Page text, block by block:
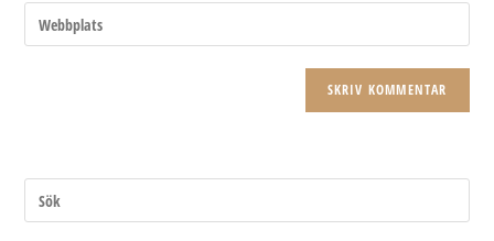
för
att
postadress
Ange
URL